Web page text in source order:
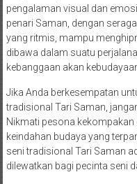
pengalaman visual dan
penari Saman, dengan
yang ritmis, mampu
dibawa dalam suatu
kebanggaan akan
Jika Anda berkesempatan
tradisional Tari Saman,
Nikmati pesona
keindahan budaya yang
seni tradisional Tari Saman
dilewatkan bagi pecinta seni